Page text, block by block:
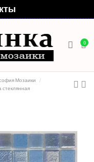
0
Мозаики
стеклянная